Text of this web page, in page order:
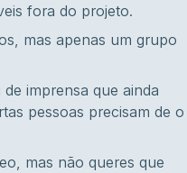
fora do projeto.
mas apenas um grupo
imprensa que ainda
pessoas precisam de o
mas não queres que